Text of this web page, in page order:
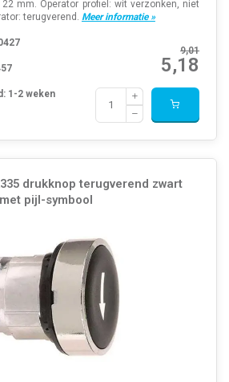
mm. Operator profiel: wit verzonken, niet
terugverend. Meer informatie »
9,01
5,18
1-2 weken
drukknop terugverend zwart
pijl-symbool